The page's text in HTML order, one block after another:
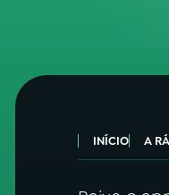
INÍCIO A